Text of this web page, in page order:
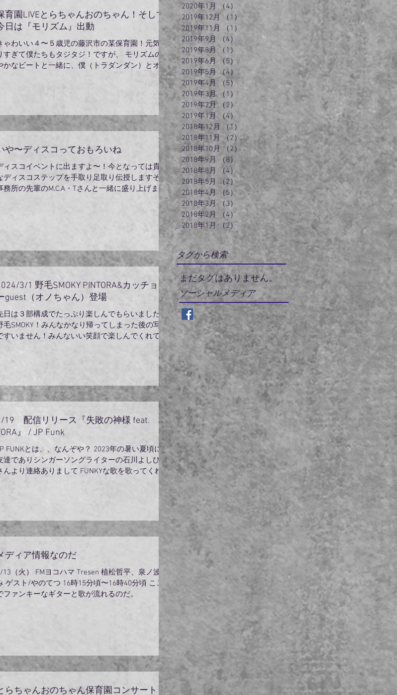
育園LIVEとらちゃんおのちゃん！そして
日は『モリズム』出動
ゃわいい４〜５歳児の藤沢市の某保育園！元気あ
すぎて僕たちもタジタジ！ですが、 モリズムの軽
かなビートと一緒に、僕（トラダンダン）とオノ
ダインストラクターの サポートで皆最後まで楽しん
でくれていました。僕ら３人で初めての企画チャレ
や〜ディスコっておもろいね
ィスコイベントに出ますよ〜！今となっては貴重
ディスコステップを手取り足取り伝授しますぞ！
務所の先輩のM.C.A・Tさんと一緒に盛り上げます
ぞ！僕はまさかのフォークでディスコ！なんのこっ
ちゃでしょう！踊って歌えればディスコよ〜！皆々
1 野毛SMOKY PINTORA&カッチョE
guest（オノちゃん）登場
日は３部構成でたっぷり楽しんでもらいました！
毛SMOKY！みんなかなり帰ってしまった後の写真
すいません！みんないい笑顔で楽しんでくれてま
した！弾き語りと言うものの奥の深さがほんの少し
分かってきたような気がします、そして自分のスタ
19 配信リリース『失敗の神様 feat.
』 / JP Funk
FUNKとは、、なんぞや？ 2023年の暑い夏頃に、
達でありシンガーソングライターの石川よしひろ
んより連絡ありまして FUNKYな歌を歌ってくれな
ディア情報なのだ
13（火） FMヨコハマ Tresen 植松哲平、泉ノ波あ
ゲスト/やのてつ 16時15分頃〜16時40分頃 ここ
ファンキーなギターと歌が流れるのだ。
らちゃんおのちゃん保育園コンサート
2020年1月
（4）
4件の記事
2019年12月 （1）
1件の記事
2019年11月
（1）
1件の記事
2019年9月
（4）
4件の記事
2019年8月
（1）
1件の記事
2019年6月
（5）
5件の記事
2019年5月 （4） 4件の記事
2019年4月
（5） 5件の記事
2019年3月
（1） 1件の記事
2019年2月
（2）
2件の記事
2019年1月
（4）
4件の記事
2018年12月
（1）
1件の記事
2018年11月
（2）2件の記事
2018年10月 （2）2件の記事
2018年9月
（8）
8件の記事
2018年8月
（4）
4件の記事
2018年5月
（2）2件の記事
2018年4月
（5） 5件の記事
2018年3月 （3）
3件の記事
2018年2月
（4）
4件の記事
2018年1月 （2） 2件の記事
タグから検索
まだタグはありません。
ソーシャルメディア